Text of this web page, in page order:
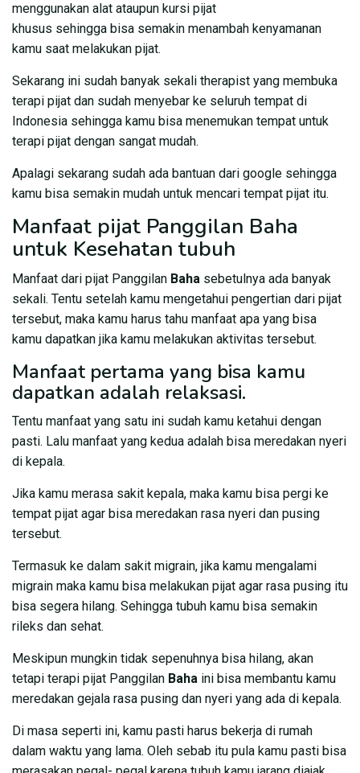
menggunakan alat ataupun kursi pijat
khusus sehingga bisa semakin menambah kenyamanan
kamu saat melakukan pijat.
Sekarang ini sudah banyak sekali therapist yang membuka
terapi pijat dan sudah menyebar ke seluruh tempat di
Indonesia sehingga kamu bisa menemukan tempat untuk
terapi pijat dengan sangat mudah.
Apalagi sekarang sudah ada bantuan dari google sehingga
kamu bisa semakin mudah untuk mencari tempat pijat itu.
Manfaat pijat Panggilan Baha
untuk Kesehatan tubuh
Manfaat dari pijat Panggilan Baha sebetulnya ada banyak
sekali. Tentu setelah kamu mengetahui pengertian dari pijat
tersebut, maka kamu harus tahu manfaat apa yang bisa
kamu dapatkan jika kamu melakukan aktivitas tersebut.
Manfaat pertama yang bisa kamu
dapatkan adalah relaksasi.
Tentu manfaat yang satu ini sudah kamu ketahui dengan
pasti. Lalu manfaat yang kedua adalah bisa meredakan nyeri
di kepala.
Jika kamu merasa sakit kepala, maka kamu bisa pergi ke
tempat pijat agar bisa meredakan rasa nyeri dan pusing
tersebut.
Termasuk ke dalam sakit migrain, jika kamu mengalami
migrain maka kamu bisa melakukan pijat agar rasa pusing itu
bisa segera hilang. Sehingga tubuh kamu bisa semakin
rileks dan sehat.
Meskipun mungkin tidak sepenuhnya bisa hilang, akan
tetapi terapi pijat Panggilan Baha ini bisa membantu kamu
meredakan gejala rasa pusing dan nyeri yang ada di kepala.
Di masa seperti ini, kamu pasti harus bekerja di rumah
dalam waktu yang lama. Oleh sebab itu pula kamu pasti bisa